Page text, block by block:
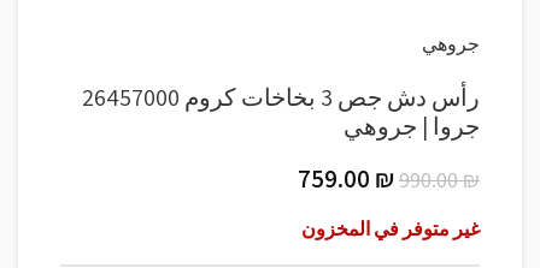
جروهي
رأس دش جص 3 بخاخات كروم 26457000
جروا | جروهي
990.00₪
759.00 ₪
غير متوفر في المخزون